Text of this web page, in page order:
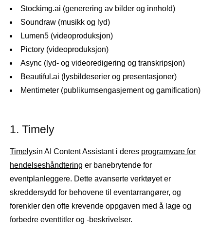
Stockimg.ai (generering av bilder og innhold)
Soundraw (musikk og lyd)
Lumen5 (videoproduksjon)
Pictory (videoproduksjon)
Async (lyd- og videoredigering og transkripsjon)
Beautiful.ai (lysbildeserier og presentasjoner)
Mentimeter (publikumsengasjement og gamification)
1. Timely
Timelysin AI Content Assistant i deres programvare for
hendelseshåndtering er banebrytende for
eventplanleggere. Dette avanserte verktøyet er
skreddersydd for behovene til eventarrangører, og
forenkler den ofte krevende oppgaven med å lage og
forbedre eventtitler og -beskrivelser.